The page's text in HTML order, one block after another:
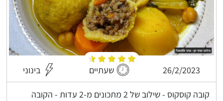
26/2/2023 שעתיים בינוני
קובה קוסקוס - שילוב של 2 מתכונים מ-2 עדות - הקובה